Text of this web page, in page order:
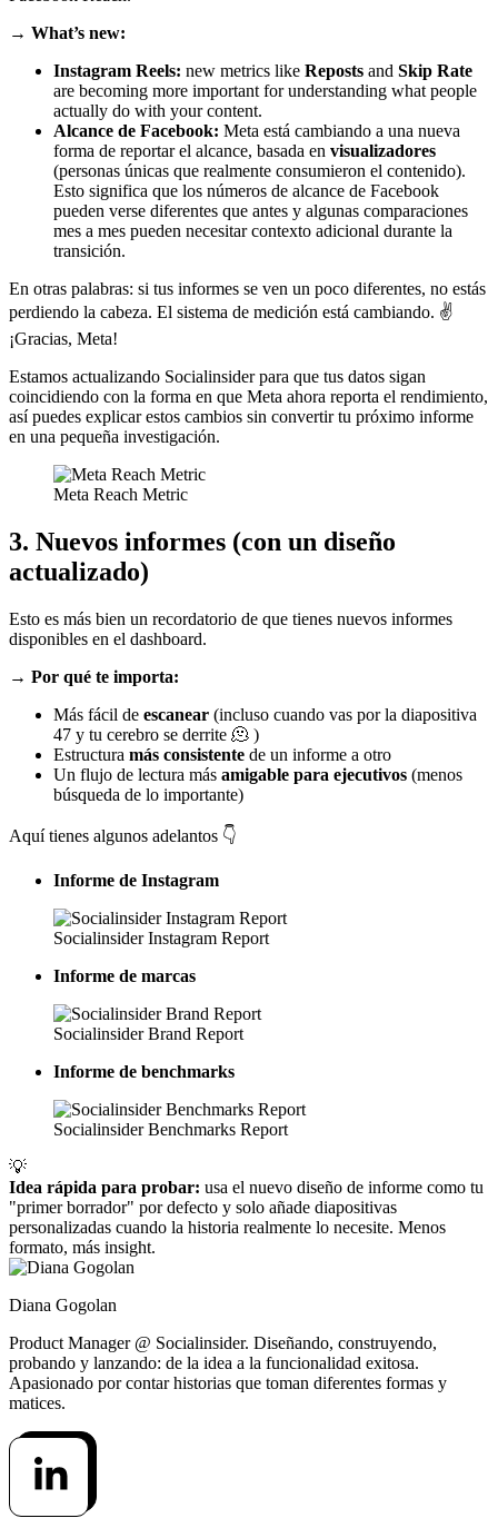
→ What’s new:
Instagram Reels: new metrics like Reposts and Skip Rate
are becoming more important for understanding what people
actually do with your content.
Alcance de Facebook: Meta está cambiando a una nueva
forma de reportar el alcance, basada en visualizadores
(personas únicas que realmente consumieron el contenido).
Esto significa que los números de alcance de Facebook
pueden verse diferentes que antes y algunas comparaciones
mes a mes pueden necesitar contexto adicional durante la
transición.
En otras palabras: si tus informes se ven un poco diferentes, no estás
perdiendo la cabeza. El sistema de medición está cambiando. ✌️
¡Gracias, Meta!
Estamos actualizando Socialinsider para que tus datos sigan
coincidiendo con la forma en que Meta ahora reporta el rendimiento,
así puedes explicar estos cambios sin convertir tu próximo informe
en una pequeña investigación.
Meta Reach Metric
3. Nuevos informes (con un diseño
actualizado)
Esto es más bien un recordatorio de que tienes nuevos informes
disponibles en el dashboard.
→ Por qué te importa:
Más fácil de escanear (incluso cuando vas por la diapositiva
47 y tu cerebro se derrite 🫠 )
Estructura más consistente de un informe a otro
Un flujo de lectura más amigable para ejecutivos (menos
búsqueda de lo importante)
Aquí tienes algunos adelantos 👇
Informe de Instagram
Socialinsider Instagram Report
Informe de marcas
Socialinsider Brand Report
Informe de benchmarks
Socialinsider Benchmarks Report
💡
Idea rápida para probar: usa el nuevo diseño de informe como tu
"primer borrador" por defecto y solo añade diapositivas
personalizadas cuando la historia realmente lo necesite. Menos
formato, más insight.
Diana Gogolan
Product Manager @ Socialinsider. Diseñando, construyendo,
probando y lanzando: de la idea a la funcionalidad exitosa.
Apasionado por contar historias que toman diferentes formas y
matices.